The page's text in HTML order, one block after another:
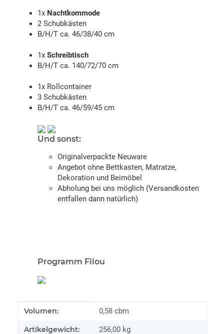
1x Nachtkommode
2 Schubkästen
B/H/T ca. 46/38/40 cm
1x Schreibtisch
B/H/T ca. 140/72/70 cm
1x Rollcontainer
3 Schubkästen
B/H/T ca. 46/59/45 cm
Und sonst:
Originalverpackte Neuware
Angebot ohne Bettkasten, Matratze,
Dekoration und Beimöbel
Abholung bei uns möglich (Versandkosten
entfallen dann natürlich)
Programm Filou
Produkteigenschaft
Wert
Volumen: 0,58 cbm
Artikelgewicht: 256,00 kg